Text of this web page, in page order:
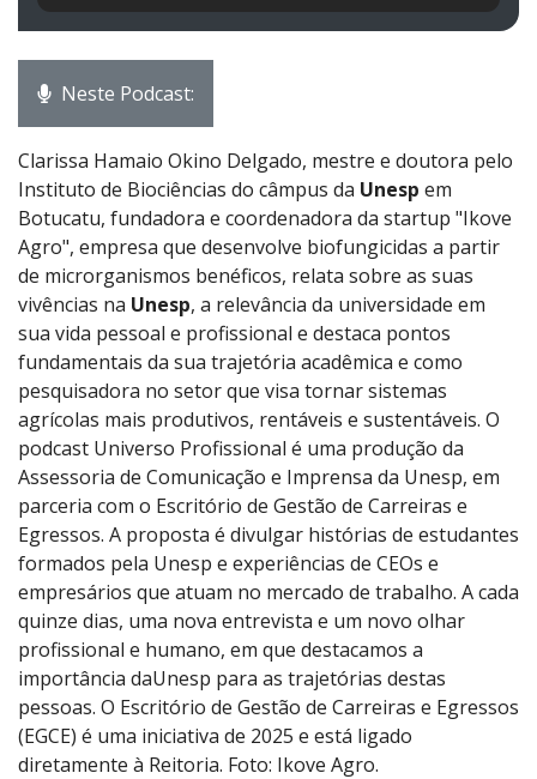
Neste Podcast:
Clarissa Hamaio Okino Delgado, mestre e doutora pelo
Instituto de Biociências do câmpus da Unesp em
Botucatu, fundadora e coordenadora da startup "Ikove
Agro", empresa que desenvolve biofungicidas a partir
de microrganismos benéficos, relata sobre as suas
vivências na Unesp, a relevância da universidade em
sua vida pessoal e profissional e destaca pontos
fundamentais da sua trajetória acadêmica e como
pesquisadora no setor que visa tornar sistemas
agrícolas mais produtivos, rentáveis e sustentáveis. O
podcast Universo Profissional é uma produção da
Assessoria de Comunicação e Imprensa da Unesp, em
parceria com o Escritório de Gestão de Carreiras e
Egressos. A proposta é divulgar histórias de estudantes
formados pela Unesp e experiências de CEOs e
empresários que atuam no mercado de trabalho. A cada
quinze dias, uma nova entrevista e um novo olhar
profissional e humano, em que destacamos a
importância daUnesp para as trajetórias destas
pessoas. O Escritório de Gestão de Carreiras e Egressos
(EGCE) é uma iniciativa de 2025 e está ligado
diretamente à Reitoria. Foto: Ikove Agro.